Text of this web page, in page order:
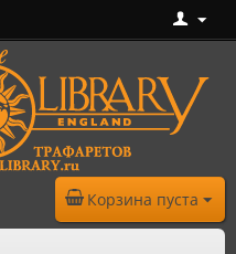
Корзина пуста